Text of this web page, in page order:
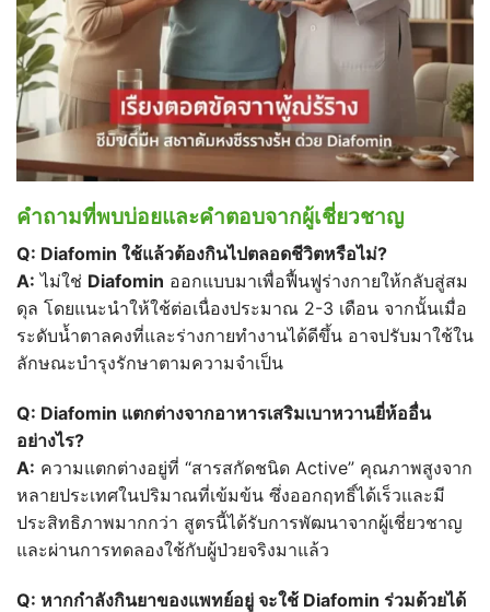
คำถามที่พบบ่อยและคำตอบจากผู้เชี่ยวชาญ
Q: Diafomin ใช้แล้วต้องกินไปตลอดชีวิตหรือไม่?
A: ไม่ใช่ Diafomin ออกแบบมาเพื่อฟื้นฟูร่างกายให้กลับสู่สม
ดุล โดยแนะนำให้ใช้ต่อเนื่องประมาณ 2-3 เดือน จากนั้นเมื่อ
ระดับน้ำตาลคงที่และร่างกายทำงานได้ดีขึ้น อาจปรับมาใช้ใน
ลักษณะบำรุงรักษาตามความจำเป็น
Q: Diafomin แตกต่างจากอาหารเสริมเบาหวานยี่ห้ออื่น
อย่างไร?
A: ความแตกต่างอยู่ที่ “สารสกัดชนิด Active” คุณภาพสูงจาก
หลายประเทศในปริมาณที่เข้มข้น ซึ่งออกฤทธิ์ได้เร็วและมี
ประสิทธิภาพมากกว่า สูตรนี้ได้รับการพัฒนาจากผู้เชี่ยวชาญ
และผ่านการทดลองใช้กับผู้ป่วยจริงมาแล้ว
Q: หากกำลังกินยาของแพทย์อยู่ จะใช้ Diafomin ร่วมด้วยได้